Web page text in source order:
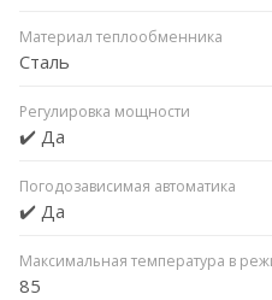
Материал теплообменника
Сталь
Регулировка мощности
✔️ Да
Погодозависимая автоматика
✔️ Да
Максимальная температура в
85